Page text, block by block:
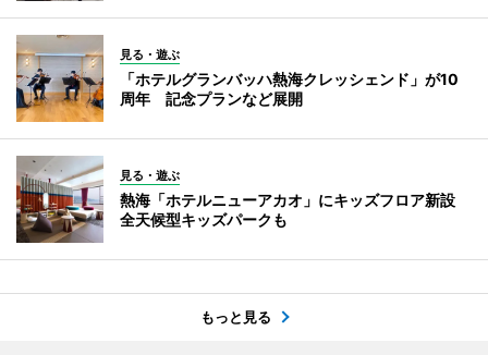
見る・遊ぶ
「ホテルグランバッハ熱海クレッシェンド」が10
周年 記念プランなど展開
見る・遊ぶ
熱海「ホテルニューアカオ」にキッズフロア新設
全天候型キッズパークも
もっと見る